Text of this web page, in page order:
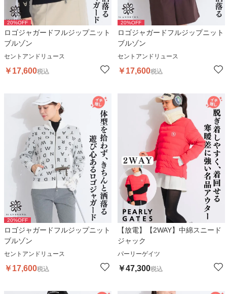
20%OFF
ロゴジャガードフルジップニット
ブルゾン
セントアンドリュース
￥17,600税込
20%OFF
ロゴジャガードフルジップニット
ブルゾン
セントアンドリュース
￥17,600税込
20%OFF
ロゴジャガードフルジップニット
ブルゾン
セントアンドリュース
￥17,600税込
【放電】【2WAY】中綿スニード
ジャック
パーリーゲイツ
￥47,300税込